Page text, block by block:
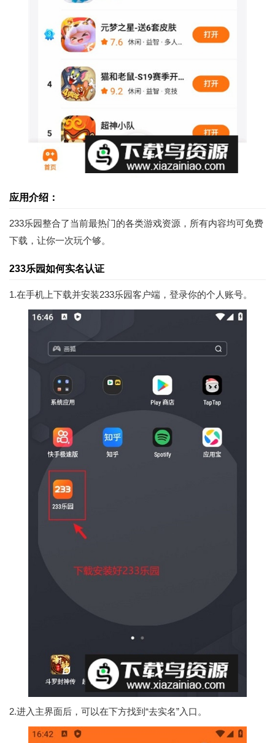
应用介绍：
233乐园整合了当前最热门的各类游戏资源，所有内容均可免费
下载，让你一次玩个够。
233乐园如何实名认证
1.在手机上下载并安装233乐园客户端，登录你的个人账号。
2.进入主界面后，可以在下方找到“去实名”入口。